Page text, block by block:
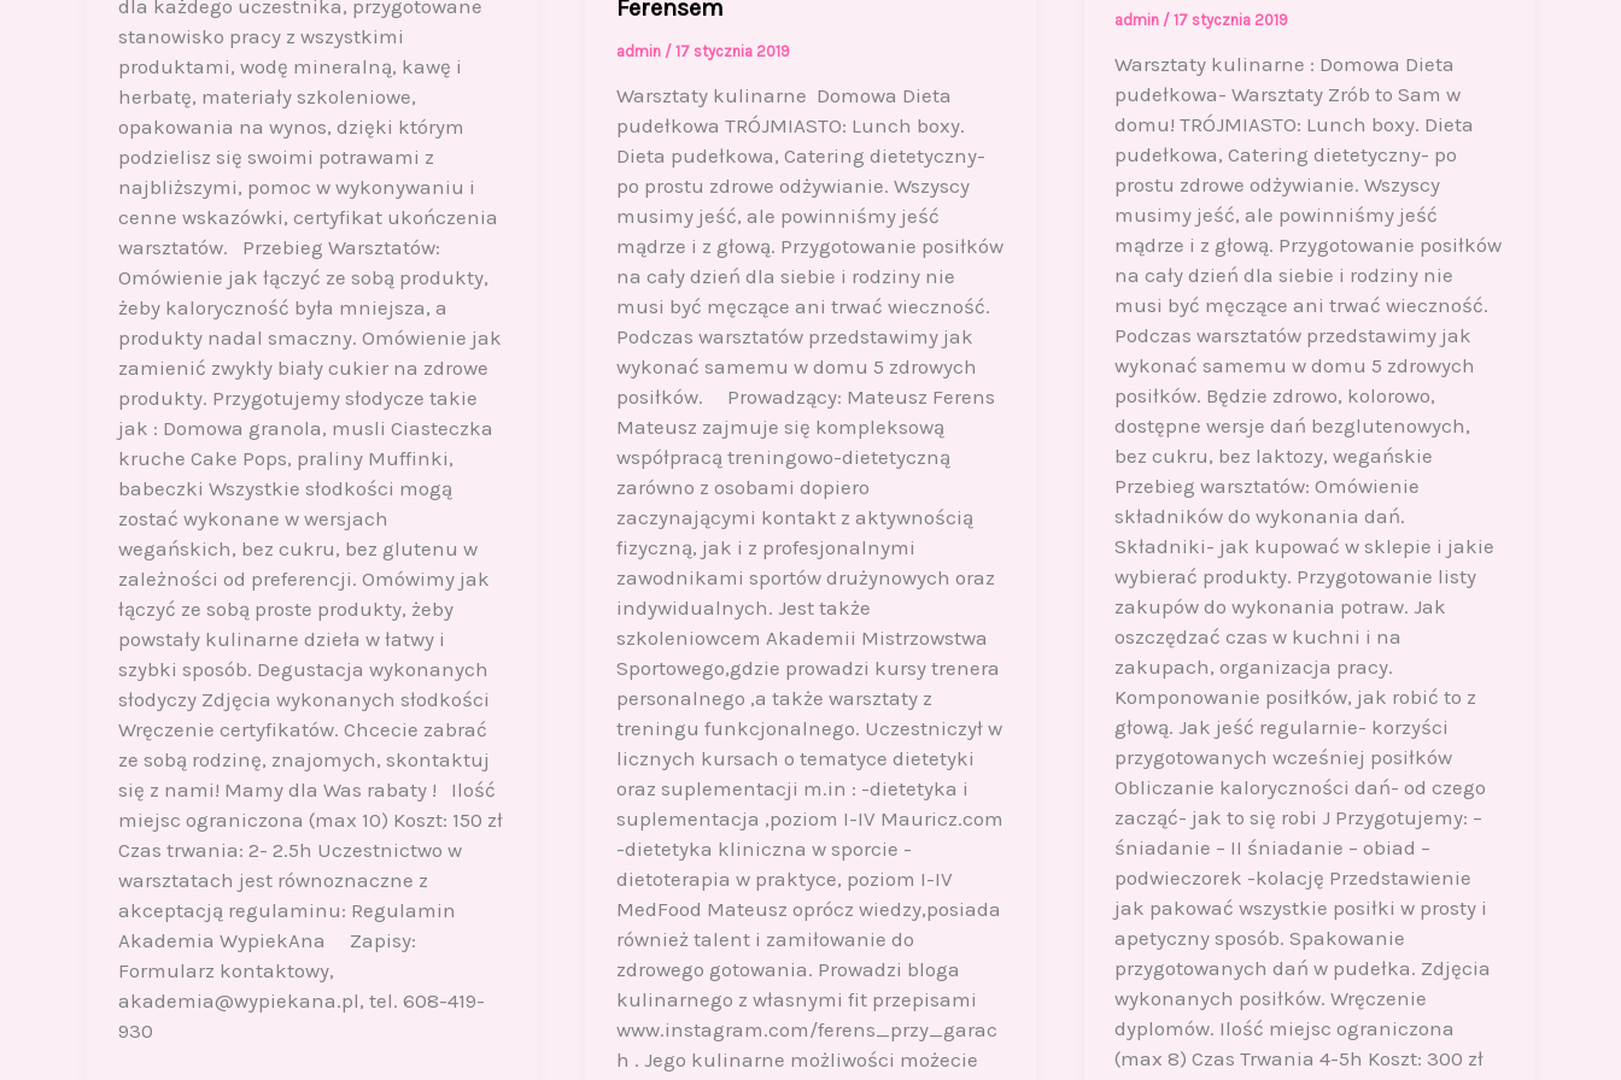
dla każdego uczestnika, przygotowane
stanowisko pracy z wszystkimi
produktami, wodę mineralną, kawę i
herbatę, materiały szkoleniowe,
opakowania na wynos, dzięki którym
podzielisz się swoimi potrawami z
najbliższymi, pomoc w wykonywaniu i
cenne wskazówki, certyfikat ukończenia
warsztatów. Przebieg Warsztatów:
Omówienie jak łączyć ze sobą produkty,
żeby kaloryczność była mniejsza, a
produkty nadal smaczny. Omówienie jak
zamienić zwykły biały cukier na zdrowe
produkty. Przygotujemy słodycze takie
jak : Domowa granola, musli Ciasteczka
kruche Cake Pops, praliny Muffinki,
babeczki Wszystkie słodkości mogą
zostać wykonane w wersjach
wegańskich, bez cukru, bez glutenu w
zależności od preferencji. Omówimy jak
łączyć ze sobą proste produkty, żeby
powstały kulinarne dzieła w łatwy i
szybki sposób. Degustacja wykonanych
słodyczy Zdjęcia wykonanych słodkości
Wręczenie certyfikatów. Chcecie zabrać
ze sobą rodzinę, znajomych, skontaktuj
się z nami! Mamy dla Was rabaty ! Ilość
miejsc ograniczona (max 10) Koszt: 150 zł
Czas trwania: 2- 2.5h Uczestnictwo w
warsztatach jest równoznaczne z
akceptacją regulaminu: Regulamin
Akademia WypiekAna Zapisy:
Formularz kontaktowy,
akademia@wypiekana.pl, tel. 608-419-
930
Ferensem
admin / 17 stycznia 2019
Warsztaty kulinarne Domowa Dieta
pudełkowa TRÓJMIASTO: Lunch boxy.
Dieta pudełkowa, Catering dietetyczny-
po prostu zdrowe odżywianie. Wszyscy
musimy jeść, ale powinniśmy jeść
mądrze i z głową. Przygotowanie posiłków
na cały dzień dla siebie i rodziny nie
musi być męczące ani trwać wieczność.
Podczas warsztatów przedstawimy jak
wykonać samemu w domu 5 zdrowych
posiłków. Prowadzący: Mateusz Ferens
Mateusz zajmuje się kompleksową
współpracą treningowo-dietetyczną
zarówno z osobami dopiero
zaczynającymi kontakt z aktywnością
fizyczną, jak i z profesjonalnymi
zawodnikami sportów drużynowych oraz
indywidualnych. Jest także
szkoleniowcem Akademii Mistrzowstwa
Sportowego,gdzie prowadzi kursy trenera
personalnego ,a także warsztaty z
treningu funkcjonalnego. Uczestniczył w
licznych kursach o tematyce dietetyki
oraz suplementacji m.in : -dietetyka i
suplementacja ,poziom I-IV Mauricz.com
-dietetyka kliniczna w sporcie -
dietoterapia w praktyce, poziom I-IV
MedFood Mateusz oprócz wiedzy,posiada
również talent i zamiłowanie do
zdrowego gotowania. Prowadzi bloga
kulinarnego z własnymi fit przepisami
www.instagram.com/ferens_przy_garac
h . Jego kulinarne możliwości możecie
admin /17 stycznia 2019
Warsztaty kulinarne : Domowa Dieta
pudełkowa- Warsztaty Zrób to Sam w
domu! TRÓJMIASTO: Lunch boxy. Dieta
pudełkowa, Catering dietetyczny- po
prostu zdrowe odżywianie. Wszyscy
musimy jeść, ale powinniśmy jeść
mądrze i z głową. Przygotowanie posiłków
na cały dzień dla siebie i rodziny nie
musi być męczące ani trwać wieczność.
Podczas warsztatów przedstawimy jak
wykonać samemu w domu 5 zdrowych
posiłków. Będzie zdrowo, kolorowo,
dostępne wersje dań bezglutenowych,
bez cukru, bez laktozy, wegańskie
Przebieg warsztatów: Omówienie
składników do wykonania dań.
Składniki- jak kupować w sklepie i jakie
wybierać produkty. Przygotowanie listy
zakupów do wykonania potraw. Jak
oszczędzać czas w kuchni i na
zakupach, organizacja pracy.
Komponowanie posiłków, jak robić to z
głową. Jak jeść regularnie- korzyści
przygotowanych wcześniej posiłków
Obliczanie kaloryczności dań- od czego
zacząć- jak to się robi J Przygotujemy: –
śniadanie – II śniadanie – obiad –
podwieczorek -kolację Przedstawienie
jak pakować wszystkie posiłki w prosty i
apetyczny sposób. Spakowanie
przygotowanych dań w pudełka. Zdjęcia
wykonanych posiłków. Wręczenie
dyplomów. Ilość miejsc ograniczona
(max 8) Czas Trwania 4-5h Koszt: 300 zł